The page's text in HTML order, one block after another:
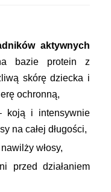
aktywnych
bazie protein z
skórę dziecka i
ochronną,
koją i intensywnie
na całej długości,
włosy,
przed działaniem